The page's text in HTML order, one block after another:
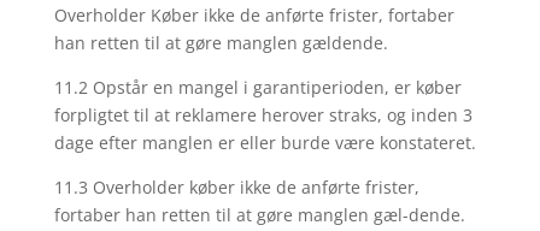
Overholder Køber ikke de anførte frister, fortaber
han retten til at gøre manglen gældende.
11.2 Opstår en mangel i garantiperioden, er køber
forpligtet til at reklamere herover straks, og inden 3
dage efter manglen er eller burde være konstateret.
11.3 Overholder køber ikke de anførte frister,
fortaber han retten til at gøre manglen gæl-dende.